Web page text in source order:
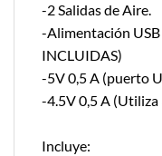
-2 Salidas de Aire.
-Alimentación
INCLUIDAS)
-5V 0,5 A (puerto
-4.5V 0,5 A (Utiliza
Incluye: